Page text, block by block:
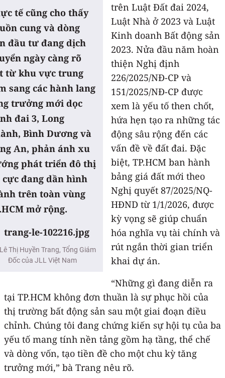
tế cũng cho thấy
cung và dòng
đầu tư đang dịch
ngày càng rõ
từ khu vực trung
sang các hành lang
trưởng mới dọc
đai 3, Long
Bình Dương và
An, phản ánh xu
phát triển đô thị
cực đang dần hình
trên toàn vùng
mở rộng.
Thị Huyền Trang, Tổng Giám
Đốc của JLL Việt Nam
trên Luật Đất đai 2024,
Luật Nhà ở 2023 và Luật
Kinh doanh Bất động sản
2023. Nửa đầu năm hoàn
thiện Nghị định
226/2025/NĐ-CP và
151/2025/NĐ-CP được
xem là yếu tố then chốt,
hứa hẹn tạo ra những tác
động sâu rộng đến các
vấn đề về đất đai. Đặc
biệt, TP.HCM ban hành
bảng giá đất mới theo
Nghị quyết 87/2025/NQ-
HĐND từ 1/1/2026, được
kỳ vọng sẽ giúp chuẩn
hóa nghĩa vụ tài chính và
rút ngắn thời gian triển
khai dự án.
“Những gì đang diễn ra
tại TP.HCM không đơn thuần là sự phục hồi của
thị trường bất động sản sau một giai đoạn điều
chỉnh. Chúng tôi đang chứng kiến sự hội tụ của ba
yếu tố mang tính nền tảng gồm hạ tầng, thể chế
và dòng vốn, tạo tiền đề cho một chu kỳ tăng
trưởng mới,” bà Trang nêu rõ.